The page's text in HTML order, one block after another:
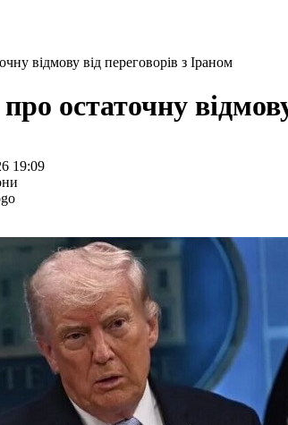
відмову від переговорів з Іраном
остаточну
19:09